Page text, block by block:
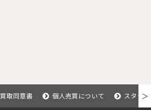
買取同意書 個人売買について スタッ＞